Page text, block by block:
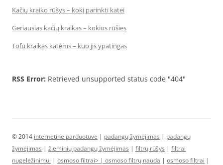
Kačių kraiko rūšys – kokį parinkti katei
Geriausias kačių kraikas – kokios rūšies
Tofu kraikas katėms – kuo jis ypatingas
RSS Error: Retrieved unsupported status code "404"
© 2014 internetine parduotuve | padangų žymėjimas | padangų
žymėjimas | žieminių padangų žymėjimas | filtrų rūšys | filtrai
nugeležinimui | osmoso filtrai> | osmoso filtrų nauda | osmoso filtrai |